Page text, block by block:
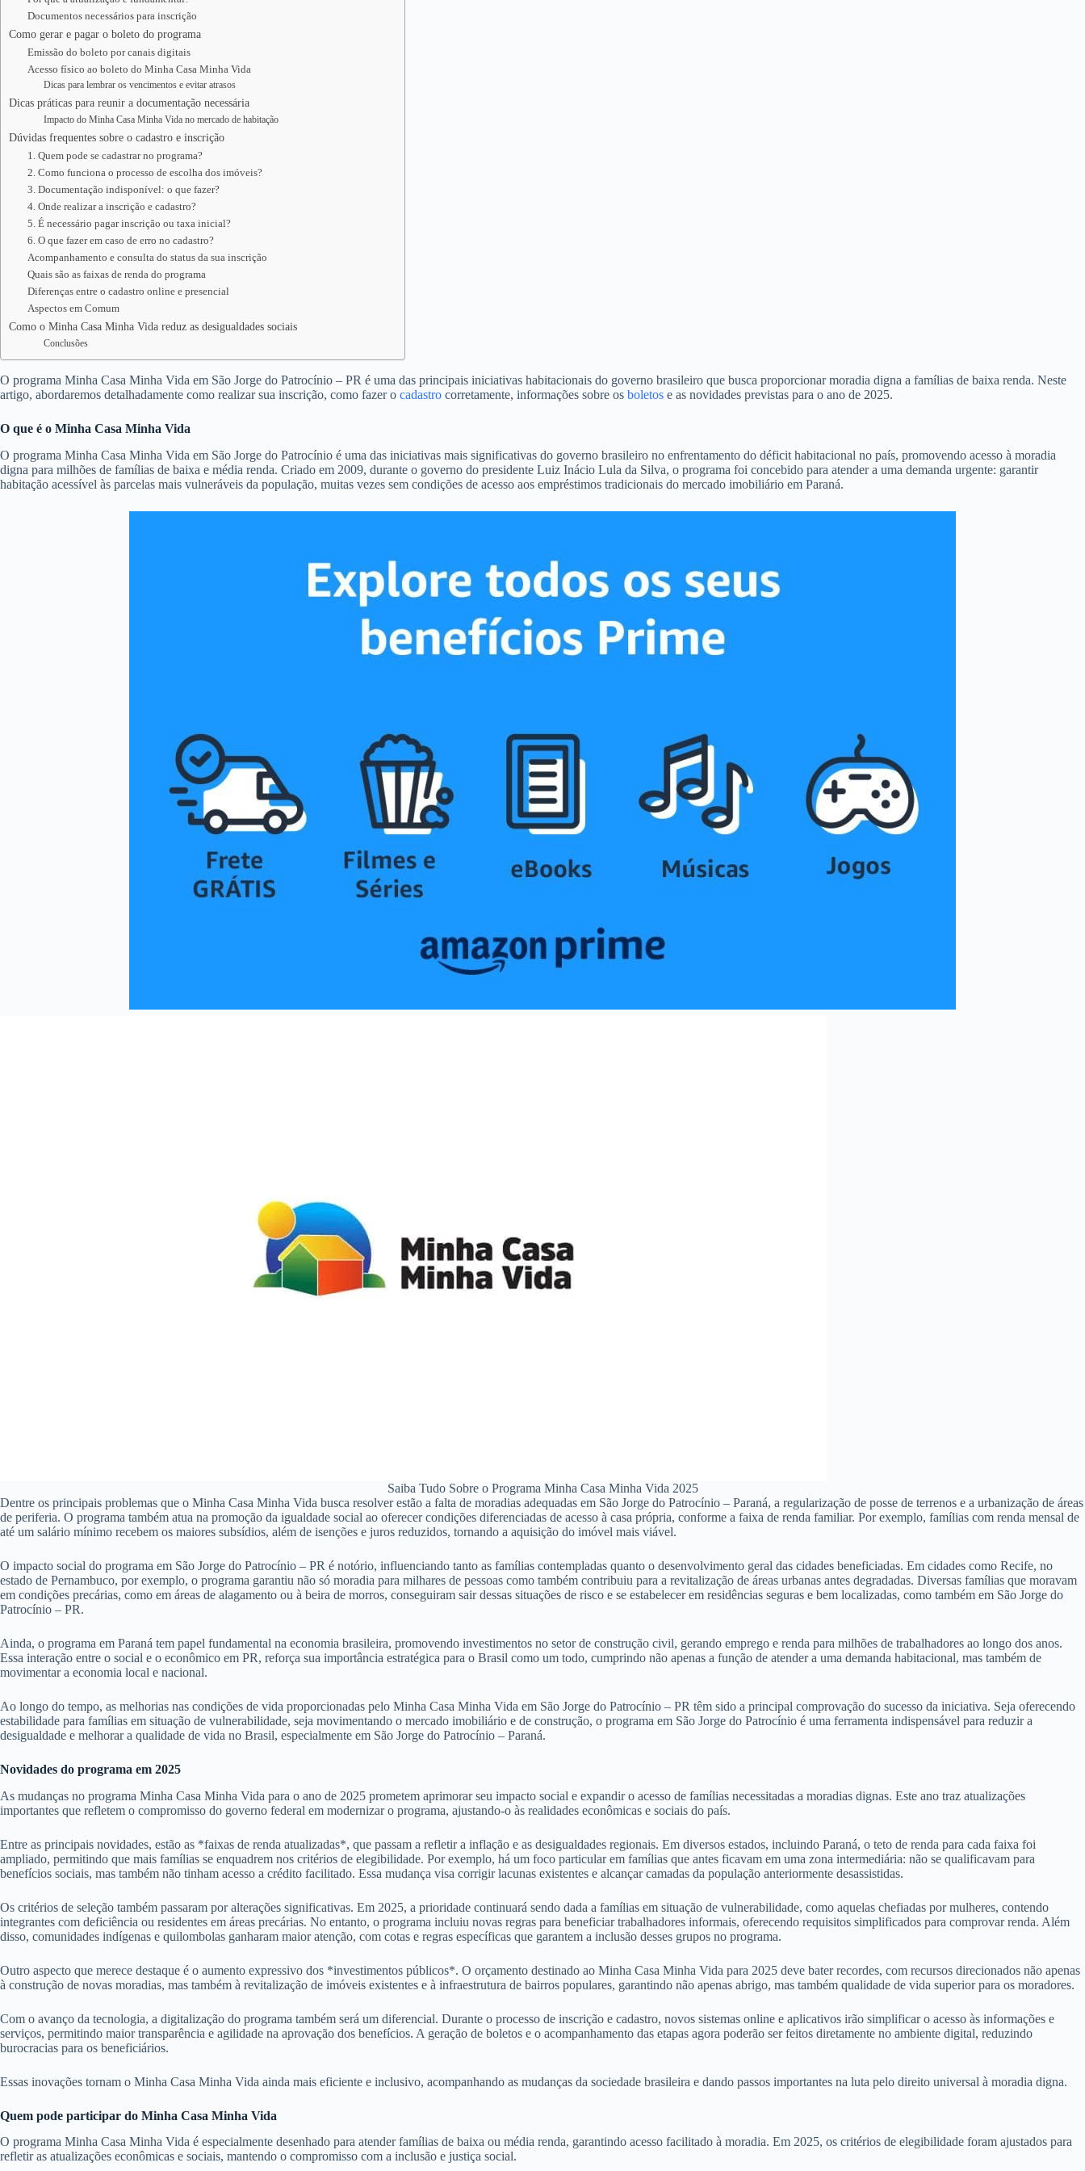
Documentos necessários para inscrição
Como gerar e pagar o boleto do programa
Emissão do boleto por canais digitais
Acesso físico ao boleto do Minha Casa Minha Vida
Dicas para lembrar os vencimentos e evitar atrasos
Dicas práticas para reunir a documentação necessária
Impacto do Minha Casa Minha Vida no mercado de habitação
Dúvidas frequentes sobre o cadastro e inscrição
1. Quem pode se cadastrar no programa?
2. Como funciona o processo de escolha dos imóveis?
3. Documentação indisponível: o que fazer?
4. Onde realizar a inscrição e cadastro?
5. É necessário pagar inscrição ou taxa inicial?
6. O que fazer em caso de erro no cadastro?
Acompanhamento e consulta do status da sua inscrição
Quais são as faixas de renda do programa
Diferenças entre o cadastro online e presencial
Aspectos em Comum
Como o Minha Casa Minha Vida reduz as desigualdades sociais
Conclusões
O programa Minha Casa Minha Vida em São Jorge do Patrocínio – PR é uma das principais iniciativas habitacionais do governo brasileiro que busca proporcionar moradia digna a famílias de baixa renda. Neste
artigo, abordaremos detalhadamente como realizar sua inscrição, como fazer o cadastro corretamente, informações sobre os boletos e as novidades previstas para o ano de 2025.
O que é o Minha Casa Minha Vida
O programa Minha Casa Minha Vida em São Jorge do Patrocínio é uma das iniciativas mais significativas do governo brasileiro no enfrentamento do déficit habitacional no país, promovendo acesso à moradia
digna para milhões de famílias de baixa e média renda. Criado em 2009, durante o governo do presidente Luiz Inácio Lula da Silva, o programa foi concebido para atender a uma demanda urgente: garantir
habitação acessível às parcelas mais vulneráveis da população, muitas vezes sem condições de acesso aos empréstimos tradicionais do mercado imobiliário em Paraná.
Saiba Tudo Sobre o Programa Minha Casa Minha Vida 2025
Dentre os principais problemas que o Minha Casa Minha Vida busca resolver estão a falta de moradias adequadas em São Jorge do Patrocínio – Paraná, a regularização de posse de terrenos e a urbanização de áreas
de periferia. O programa também atua na promoção da igualdade social ao oferecer condições diferenciadas de acesso à casa própria, conforme a faixa de renda familiar. Por exemplo, famílias com renda mensal de
até um salário mínimo recebem os maiores subsídios, além de isenções e juros reduzidos, tornando a aquisição do imóvel mais viável.
O impacto social do programa em São Jorge do Patrocínio – PR é notório, influenciando tanto as famílias contempladas quanto o desenvolvimento geral das cidades beneficiadas. Em cidades como Recife, no
estado de Pernambuco, por exemplo, o programa garantiu não só moradia para milhares de pessoas como também contribuiu para a revitalização de áreas urbanas antes degradadas. Diversas famílias que moravam
em condições precárias, como em áreas de alagamento ou à beira de morros, conseguiram sair dessas situações de risco e se estabelecer em residências seguras e bem localizadas, como também em São Jorge do
Patrocínio – PR.
Ainda, o programa em Paraná tem papel fundamental na economia brasileira, promovendo investimentos no setor de construção civil, gerando emprego e renda para milhões de trabalhadores ao longo dos anos.
Essa interação entre o social e o econômico em PR, reforça sua importância estratégica para o Brasil como um todo, cumprindo não apenas a função de atender a uma demanda habitacional, mas também de
movimentar a economia local e nacional.
Ao longo do tempo, as melhorias nas condições de vida proporcionadas pelo Minha Casa Minha Vida em São Jorge do Patrocínio – PR têm sido a principal comprovação do sucesso da iniciativa. Seja oferecendo
estabilidade para famílias em situação de vulnerabilidade, seja movimentando o mercado imobiliário e de construção, o programa em São Jorge do Patrocínio é uma ferramenta indispensável para reduzir a
desigualdade e melhorar a qualidade de vida no Brasil, especialmente em São Jorge do Patrocínio – Paraná.
Novidades do programa em 2025
As mudanças no programa Minha Casa Minha Vida para o ano de 2025 prometem aprimorar seu impacto social e expandir o acesso de famílias necessitadas a moradias dignas. Este ano traz atualizações
importantes que refletem o compromisso do governo federal em modernizar o programa, ajustando-o às realidades econômicas e sociais do país.
Entre as principais novidades, estão as *faixas de renda atualizadas*, que passam a refletir a inflação e as desigualdades regionais. Em diversos estados, incluindo Paraná, o teto de renda para cada faixa foi
ampliado, permitindo que mais famílias se enquadrem nos critérios de elegibilidade. Por exemplo, há um foco particular em famílias que antes ficavam em uma zona intermediária: não se qualificavam para
benefícios sociais, mas também não tinham acesso a crédito facilitado. Essa mudança visa corrigir lacunas existentes e alcançar camadas da população anteriormente desassistidas.
Os critérios de seleção também passaram por alterações significativas. Em 2025, a prioridade continuará sendo dada a famílias em situação de vulnerabilidade, como aquelas chefiadas por mulheres, contendo
integrantes com deficiência ou residentes em áreas precárias. No entanto, o programa incluiu novas regras para beneficiar trabalhadores informais, oferecendo requisitos simplificados para comprovar renda. Além
disso, comunidades indígenas e quilombolas ganharam maior atenção, com cotas e regras específicas que garantem a inclusão desses grupos no programa.
Outro aspecto que merece destaque é o aumento expressivo dos *investimentos públicos*. O orçamento destinado ao Minha Casa Minha Vida para 2025 deve bater recordes, com recursos direcionados não apenas
à construção de novas moradias, mas também à revitalização de imóveis existentes e à infraestrutura de bairros populares, garantindo não apenas abrigo, mas também qualidade de vida superior para os moradores.
Com o avanço da tecnologia, a digitalização do programa também será um diferencial. Durante o processo de inscrição e cadastro, novos sistemas online e aplicativos irão simplificar o acesso às informações e
serviços, permitindo maior transparência e agilidade na aprovação dos benefícios. A geração de boletos e o acompanhamento das etapas agora poderão ser feitos diretamente no ambiente digital, reduzindo
burocracias para os beneficiários.
Essas inovações tornam o Minha Casa Minha Vida ainda mais eficiente e inclusivo, acompanhando as mudanças da sociedade brasileira e dando passos importantes na luta pelo direito universal à moradia digna.
Quem pode participar do Minha Casa Minha Vida
O programa Minha Casa Minha Vida é especialmente desenhado para atender famílias de baixa ou média renda, garantindo acesso facilitado à moradia. Em 2025, os critérios de elegibilidade foram ajustados para
refletir as atualizações econômicas e sociais, mantendo o compromisso com a inclusão e justiça social.